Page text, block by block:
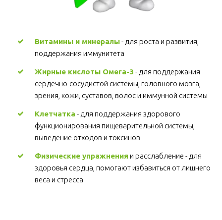
Витамины и минералы - для роста и развития,
поддержания иммунитета
Жирные кислоты Омега-3 - для поддержания
сердечно-сосудистой системы, головного мозга,
зрения, кожи, суставов, волос и иммунной системы
Клетчатка - для поддержания здорового
функционирования пищеварительной системы,
выведение отходов и токсинов
Физические упражнения и расслабление - для
здоровья сердца, помогают избавиться от лишнего
веса и стресса